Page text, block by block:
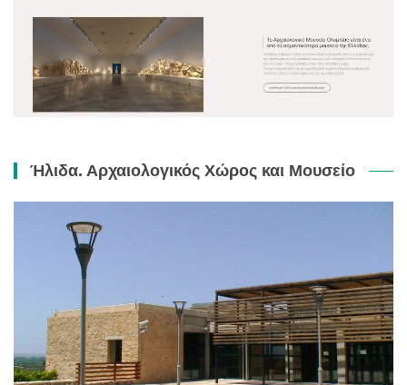
Ήλιδα. Αρχαιολογικός Χώρος και Μουσείο